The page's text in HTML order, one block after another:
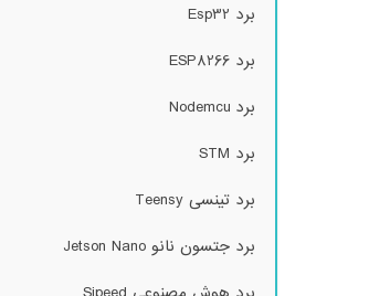
برد Esp32
برد ESP8266
برد Nodemcu
برد STM
برد تینسی Teensy
برد جتسون نانو Jetson Nano